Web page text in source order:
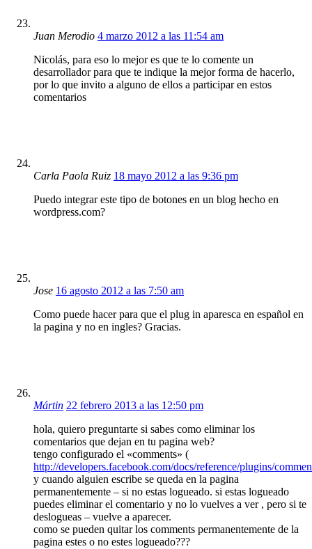
Juan Merodio 4 marzo 2012 a las 11:54 am
Nicolás, para eso lo mejor es que te lo comente un
desarrollador para que te indique la mejor forma de hacerlo,
por lo que invito a alguno de ellos a participar en estos
comentarios
Carla Paola Ruiz 18 mayo 2012 a las 9:36 pm
Puedo integrar este tipo de botones en un blog hecho en
wordpress.com?
Jose 16 agosto 2012 a las 7:50 am
Como puede hacer para que el plug in aparesca en español en
la pagina y no en ingles? Gracias.
Mártin 22 febrero 2013 a las 12:50 pm
hola, quiero preguntarte si sabes como eliminar los
comentarios que dejan en tu pagina web?
tengo configurado el «comments» (
http://developers.facebook.com/docs/reference/plugins/
y cuando alguien escribe se queda en la pagina
permanentemente – si no estas logueado. si estas logueado
puedes eliminar el comentario y no lo vuelves a ver , pero si te
deslogueas – vuelve a aparecer.
como se pueden quitar los comments permanentemente de la
pagina estes o no estes logueado???